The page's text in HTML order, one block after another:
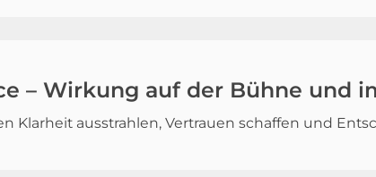
– Wirkung auf der Bühne und
Klarheit ausstrahlen, Vertrauen schaffen und